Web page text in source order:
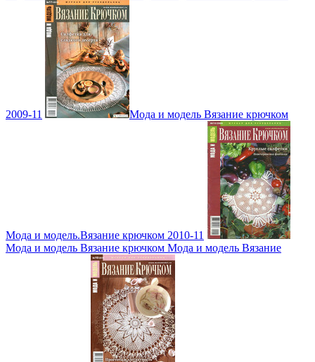
2009-11 Мода и модель Вязание крючком
Мода и модель.Вязание крючком 2010-11
Мода и модель Вязание крючком Мода и модель Вязание